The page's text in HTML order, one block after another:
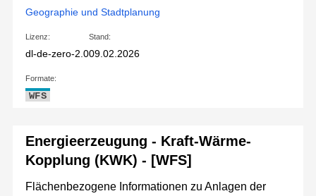
Geographie und Stadtplanung
Lizenz:
dl-de-zero-2.0
Stand:
09.02.2026
Formate:
WFS
Energieerzeugung - Kraft-Wärme-
Kopplung (KWK) - [WFS]
Flächenbezogene Informationen zu Anlagen der